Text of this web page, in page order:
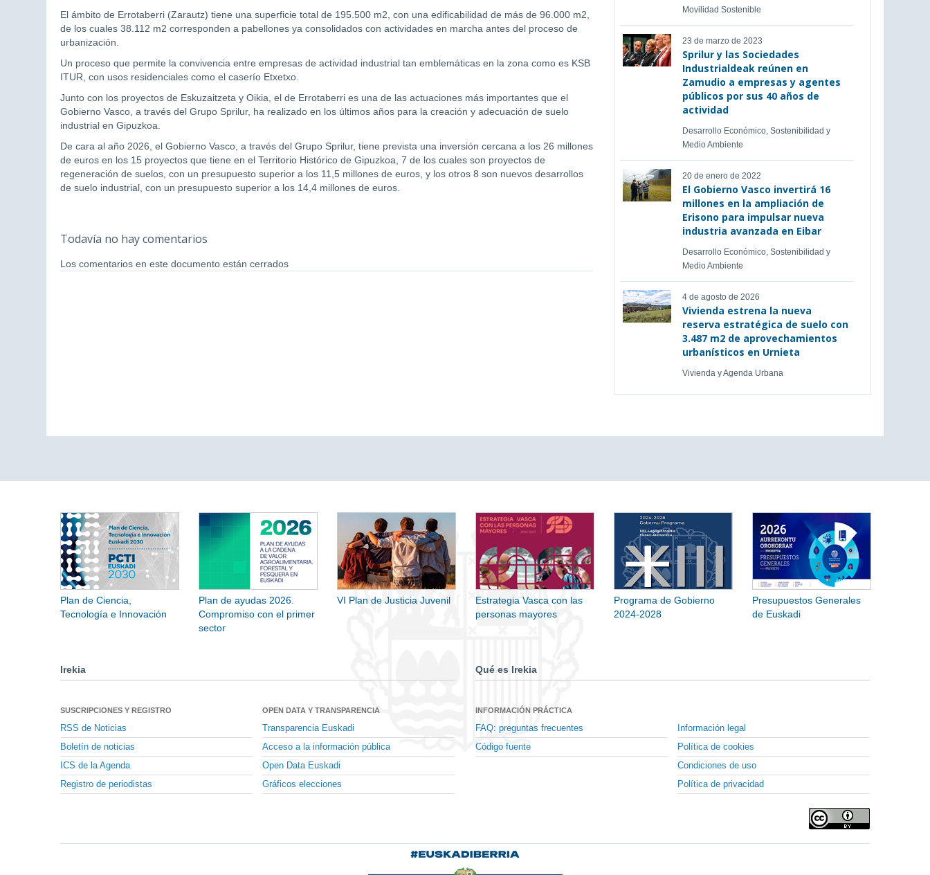
El ámbito de Errotaberri (Zarautz) tiene una superficie total de 195.500 m2, con una edificabilidad de más de 96.000 m2,
de los cuales 38.112 m2 corresponden a pabellones ya consolidados con actividades en marcha antes del proceso de
urbanización.
Un proceso que permite la convivencia entre empresas de actividad industrial tan emblemáticas en la zona como es KSB
ITUR, con usos residenciales como el caserío Etxetxo.
Junto con los proyectos de Eskuzaitzeta y Oikia, el de Errotaberri es una de las actuaciones más importantes que el
Gobierno Vasco, a través del Grupo Sprilur, ha realizado en los últimos años para la creación y adecuación de suelo
industrial en Gipuzkoa.
De cara al año 2026, el Gobierno Vasco, a través del Grupo Sprilur, tiene prevista una inversión cercana a los 26 millones
de euros en los 15 proyectos que tiene en el Territorio Histórico de Gipuzkoa, 7 de los cuales son proyectos de
regeneración de suelos, con un presupuesto superior a los 11,5 millones de euros, y los otros 8 son nuevos desarrollos
de suelo industrial, con un presupuesto superior a los 14,4 millones de euros.
Todavía no hay comentarios
Los comentarios en este documento están cerrados
Movilidad Sostenible
23 de marzo de 2023
Sprilur y las Sociedades
Industrialdeak reúnen en
Zamudio a empresas y agentes
públicos por sus 40 años de
actividad
Desarrollo Económico, Sostenibilidad y
Medio Ambiente
20 de enero de 2022
El Gobierno Vasco invertirá 16
millones en la ampliación de
Erisono para impulsar nueva
industria avanzada en Eibar
Desarrollo Económico, Sostenibilidad y
Medio Ambiente
4 de agosto de 2026
Vivienda estrena la nueva
reserva estratégica de suelo con
3.487 m2 de aprovechamientos
urbanísticos en Urnieta
Vivienda y Agenda Urbana
Plan de Ciencia,
Tecnología e Innovación
Plan de ayudas 2026.
Compromiso con el primer
sector
VI Plan de Justicia Juvenil
Estrategia Vasca con las
personas mayores
Programa de Gobierno
2024-2028
Presupuestos Generales
de Euskadi
Irekia
SUSCRIPCIONES Y REGISTRO
RSS de Noticias
Boletín de noticias
ICS de la Agenda
Registro de periodistas
OPEN DATA Y TRANSPARENCIA
Transparencia Euskadi
Acceso a la información pública
Open Data Euskadi
Gráficos elecciones
Qué es Irekia
INFORMACIÓN PRÁCTICA
FAQ: preguntas frecuentes
Código fuente
Información legal
Política de cookies
Condiciones de uso
Política de privacidad